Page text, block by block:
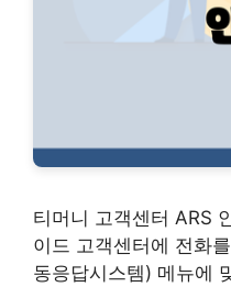
티머니 고객센터 ARS
이드 고객센터에 전화
동응답시스템) 메뉴에